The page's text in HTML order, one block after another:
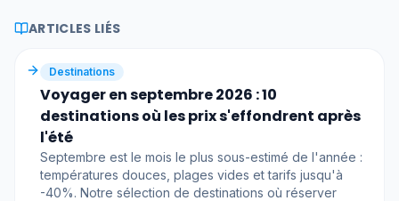
ARTICLES LIÉS
Destinations
Voyager en septembre 2026 : 10
destinations où les prix s'effondrent après
l'été
Septembre est le mois le plus sous-estimé de l'année :
températures douces, plages vides et tarifs jusqu'à
-40%. Notre sélection de destinations où réserver